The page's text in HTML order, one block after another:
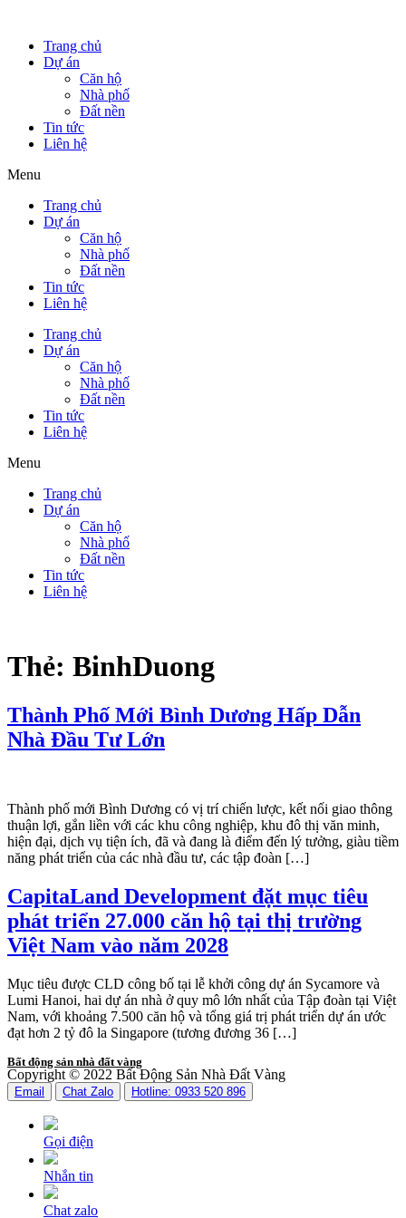
Trang chủ
Dự án
Căn hộ
Nhà phố
Đất nền
Tin tức
Liên hệ
Menu
Trang chủ
Dự án
Căn hộ
Nhà phố
Đất nền
Tin tức
Liên hệ
Trang chủ
Dự án
Căn hộ
Nhà phố
Đất nền
Tin tức
Liên hệ
Menu
Trang chủ
Dự án
Căn hộ
Nhà phố
Đất nền
Tin tức
Liên hệ
Thẻ: BinhDuong
Thành Phố Mới Bình Dương Hấp Dẫn
Nhà Đầu Tư Lớn
Thành phố mới Bình Dương có vị trí chiến lược, kết nối giao thông
thuận lợi, gắn liền với các khu công nghiệp, khu đô thị văn minh,
hiện đại, dịch vụ tiện ích, đã và đang là điểm đến lý tưởng, giàu tiềm
năng phát triển của các nhà đầu tư, các tập đoàn […]
CapitaLand Development đặt mục tiêu
phát triển 27.000 căn hộ tại thị trường
Việt Nam vào năm 2028
Mục tiêu được CLD công bố tại lễ khởi công dự án Sycamore và
Lumi Hanoi, hai dự án nhà ở quy mô lớn nhất của Tập đoàn tại Việt
Nam, với khoảng 7.500 căn hộ và tổng giá trị phát triển dự án ước
đạt hơn 2 tỷ đô la Singapore (tương đương 36 […]
Bất động sản nhà đất vàng
Copyright © 2022 Bất Động Sản Nhà Đất Vàng
Email Chat Zalo Hotline: 0933 520 896
Gọi điện
Nhắn tin
Chat zalo